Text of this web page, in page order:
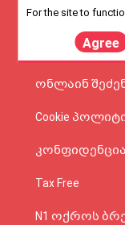
Electrolux-ის
ონლაინ
Cookie
Tax Free
N1 ოქროს
For the site to
Agree